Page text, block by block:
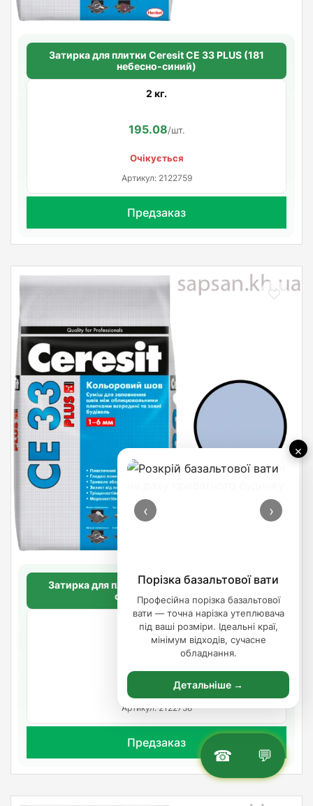
☎ 💬
×
‹ ›
Порізка базальтової вати
Професійна порізка базальтової
вати — точна нарізка утеплювача
під ваші розміри. Ідеальні краї,
мінімум відходів, сучасне
обладнання.
Детальніше →
Затирка для плитки Ceresit СЕ 33 PLUS (181
небесно-синий)
2 кг.
195.08/шт.
Очікується
Артикул: 2122759
Предзаказ
Затирка для плитки Ceresit СЕ 33 PLUS (180
светло-голубой)
2 кг.
/шт.
Очікується
Артикул: 2122758
Предзаказ